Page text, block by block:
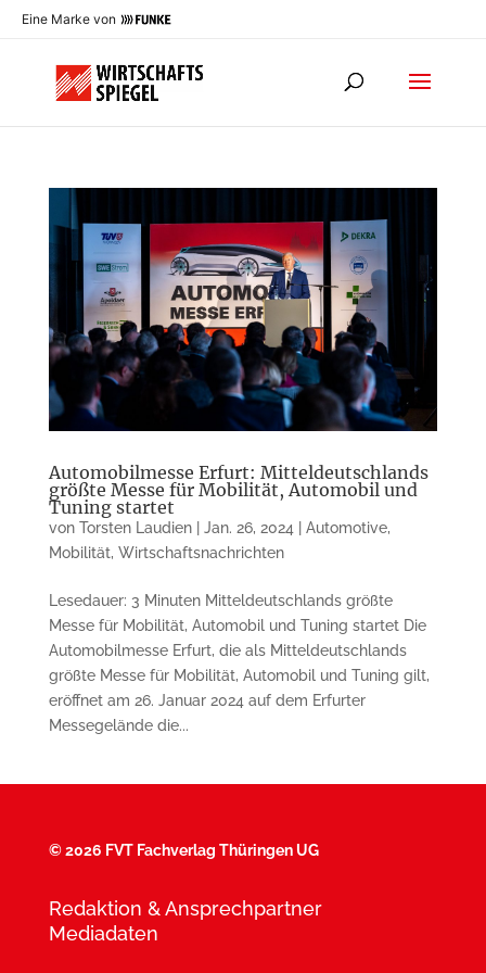
Eine Marke von
Automobilmesse Erfurt: Mitteldeutschlands
größte Messe für Mobilität, Automobil und
Tuning startet
von Torsten Laudien| Jan. 26, 2024 Automotive,
Mobilität, Wirtschaftsnachrichten
Lesedauer: 3 Minuten Mitteldeutschlands größte
Messe für Mobilität, Automobil und Tuning startet Die
Automobilmesse Erfurt, die als Mitteldeutschlands
größte Messe für Mobilität, Automobil und Tuning gilt,
eröffnet am 26. Januar 2024 auf dem Erfurter
Messegelände die...
©2026 FVT Fachverlag Thüringen UG
Redaktion & Ansprechpartner
Mediadaten